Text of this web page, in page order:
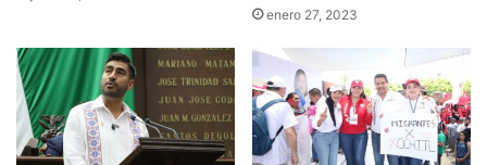
enero 27, 2023